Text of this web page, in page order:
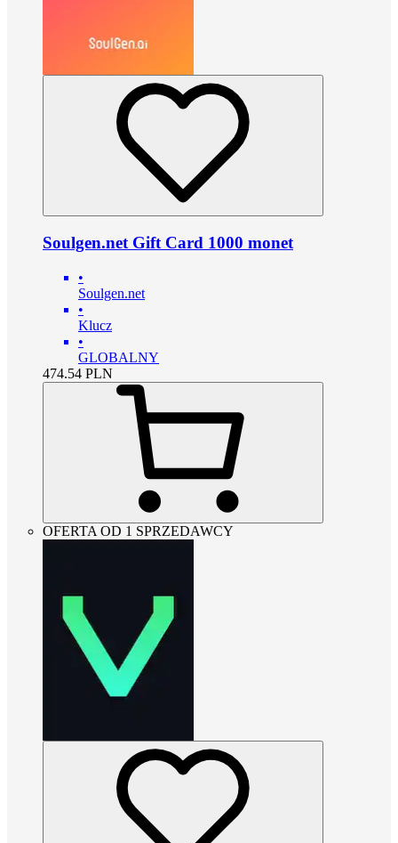
Soulgen.net Gift Card 1000 monet
•
Soulgen.net
•
Klucz
•
GLOBALNY
474.54 PLN
OFERTA OD 1 SPRZEDAWCY